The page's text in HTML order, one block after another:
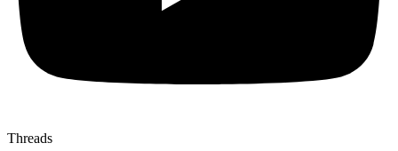
Threads